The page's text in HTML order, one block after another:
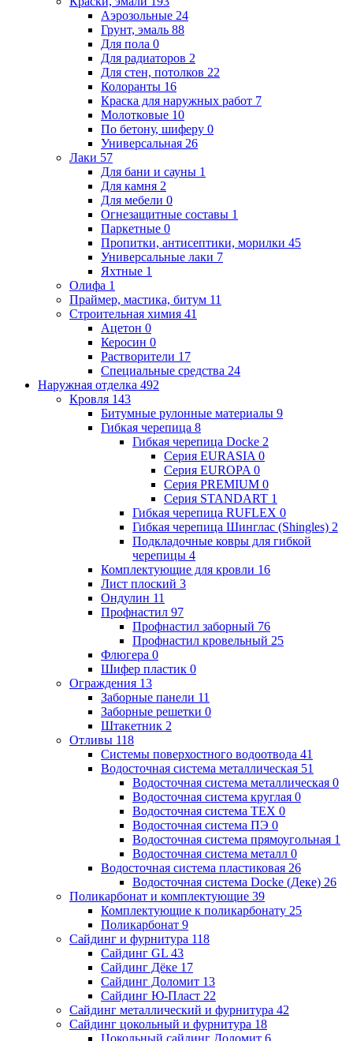
Аэрозольные 24
Грунт, эмаль 88
Для пола 0
Для радиаторов 2
Для стен, потолков 22
Колоранты 16
Краска для наружных работ 7
Молотковые 10
По бетону, шиферу 0
Универсальная 26
Лаки 57
Для бани и сауны 1
Для камня 2
Для мебели 0
Огнезащитные составы 1
Паркетные 0
Пропитки, антисептики, морилки 45
Универсальные лаки 7
Яхтные 1
Олифа 1
Праймер, мастика, битум 11
Строительная химия 41
Ацетон 0
Керосин 0
Растворители 17
Специальные средства 24
Наружная отделка 492
Кровля 143
Битумные рулонные материалы 9
Гибкая черепица 8
Гибкая черепица Docke 2
Серия EURASIA 0
Серия EUROPA 0
Серия PREMIUM 0
Серия STANDART 1
Гибкая черепица RUFLEX 0
Гибкая черепица Шинглас (Shingles) 2
Подкладочные ковры для гибкой
черепицы 4
Комплектующие для кровли 16
Лист плоский 3
Ондулин 11
Профнастил 97
Профнастил заборный 76
Профнастил кровельный 25
Флюгера 0
Шифер пластик 0
Ограждения 13
Заборные панели 11
Заборные решетки 0
Штакетник 2
Отливы 118
Системы поверхостного водоотвода 41
Водосточная система металлическая 51
Водосточная система металлическая 0
Водосточная система круглая 0
Водосточная система ТЕХ 0
Водосточная система ПЭ 0
Водосточная система прямоугольная 1
Водосточная система металл 0
Водосточная система пластиковая 26
Водосточная система Docke (Деке) 26
Поликарбонат и комплектующие 39
Комплектующие к поликарбонату 25
Поликарбонат 9
Сайдинг и фурнитура 118
Сайдинг GL 43
Сайдинг Дёке 17
Сайдинг Доломит 13
Сайдинг Ю-Пласт 22
Сайдинг металлический и фурнитура 42
Сайдинг цокольный и фурнитура 18